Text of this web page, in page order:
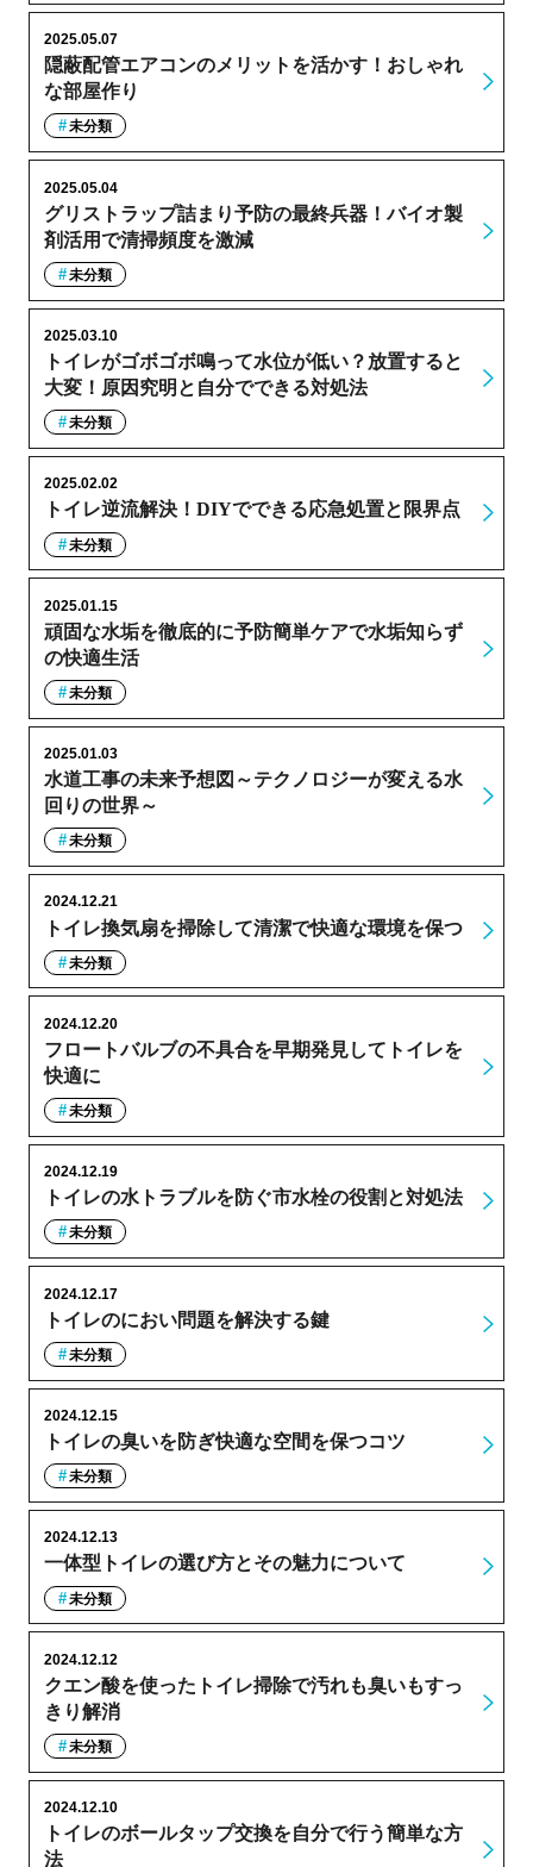
隠蔽配管エアコンのメリットを活かす！おしゃれ
な部屋作り
2025.05.07
未分類
グリストラップ詰まり予防の最終兵器！バイオ製
剤活用で清掃頻度を激減
2025.05.04
未分類
トイレがゴボゴボ鳴って水位が低い？放置すると
大変！原因究明と自分でできる対処法
2025.03.10
未分類
トイレ逆流解決！DIYでできる応急処置と限界点
2025.02.02
未分類
頑固な水垢を徹底的に予防簡単ケアで水垢知らず
の快適生活
2025.01.15
未分類
水道工事の未来予想図～テクノロジーが変える水
回りの世界～
2025.01.03
未分類
トイレ換気扇を掃除して清潔で快適な環境を保つ
2024.12.21
未分類
フロートバルブの不具合を早期発見してトイレを
快適に
2024.12.20
未分類
トイレの水トラブルを防ぐ市水栓の役割と対処法
2024.12.19
未分類
トイレのにおい問題を解決する鍵
2024.12.17
未分類
トイレの臭いを防ぎ快適な空間を保つコツ
2024.12.15
未分類
一体型トイレの選び方とその魅力について
2024.12.13
未分類
クエン酸を使ったトイレ掃除で汚れも臭いもすっ
きり解消
2024.12.12
未分類
トイレのボールタップ交換を自分で行う簡単な方
法
2024.12.10